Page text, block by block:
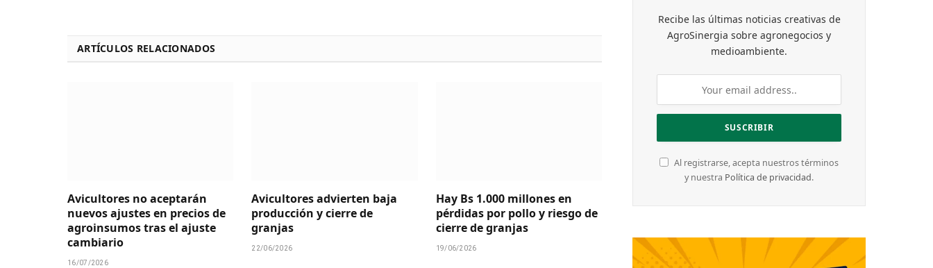
ARTÍCULOS RELACIONADOS
Avicultores no aceptarán
nuevos ajustes en precios de
agroinsumos tras el ajuste
cambiario
16/07/2026
Avicultores advierten baja
producción y cierre de
granjas
22/06/2026
Hay Bs 1.000 millones en
pérdidas por pollo y riesgo de
cierre de granjas
19/06/2026
Recibe las últimas noticias creativas de
AgroSinergia sobre agronegocios y
medioambiente.
Al registrarse, acepta nuestros términos
y nuestra Política de privacidad.